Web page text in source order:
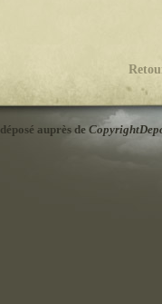
auprès de